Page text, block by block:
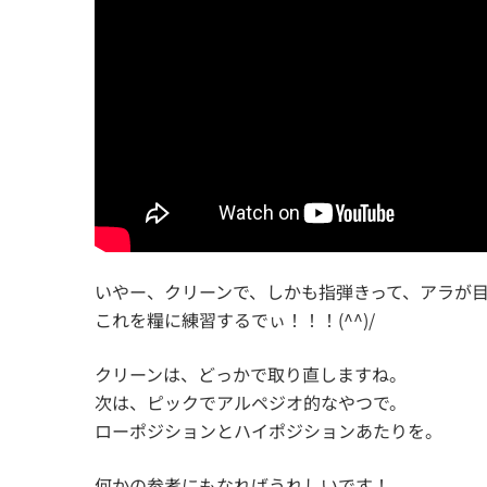
いやー、クリーンで、しかも指弾きって、アラが
これを糧に練習するでぃ！！！(^^)/
クリーンは、どっかで取り直しますね。
次は、ピックでアルペジオ的なやつで。
ローポジションとハイポジションあたりを。